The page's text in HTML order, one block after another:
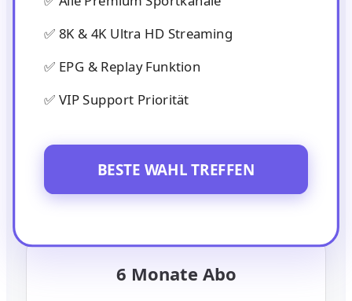
✅ 8K & 4K Ultra HD Streaming
✅ EPG & Replay Funktion
✅ VIP Support Priorität
BESTE WAHL TREFFEN
6 Monate Abo